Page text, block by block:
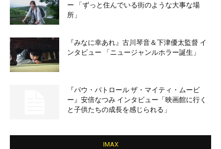
ー 「ずっと住んでいる街のような大事な場
所」
『みなに幸あれ』古川琴音＆下津優太監督 イ
ンタビュー 「ニュージャンルホラー誕生」
『パウ・パトロール ザ・マイティ・ムービ
ー』安倍なつみ インタビュー「映画館に行く
と子供たちの成長を感じられる」
IMAX